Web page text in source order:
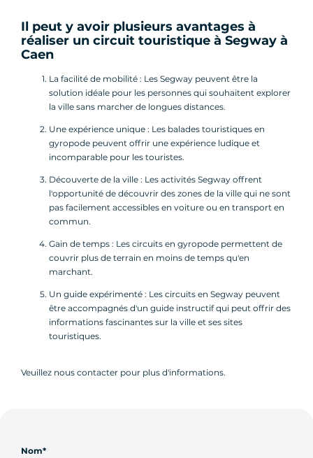
Il peut y avoir plusieurs avantages à
réaliser un circuit touristique à Segway à
Caen
La facilité de mobilité : Les Segway peuvent être la
solution idéale pour les personnes qui souhaitent explorer
la ville sans marcher de longues distances.
Une expérience unique : Les balades touristiques en
gyropode peuvent offrir une expérience ludique et
incomparable pour les touristes.
Découverte de la ville : Les activités Segway offrent
l'opportunité de découvrir des zones de la ville qui ne sont
pas facilement accessibles en voiture ou en transport en
commun.
Gain de temps : Les circuits en gyropode permettent de
couvrir plus de terrain en moins de temps qu'en
marchant.
Un guide expérimenté : Les circuits en Segway peuvent
être accompagnés d'un guide instructif qui peut offrir des
informations fascinantes sur la ville et ses sites
touristiques.
Veuillez nous contacter pour plus d'informations.
Nom